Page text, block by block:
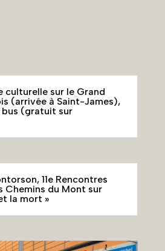
culturelle sur le Grand
(arrivée à Saint-James),
(gratuit sur
11e Rencontres
Chemins du Mont sur
la mort »